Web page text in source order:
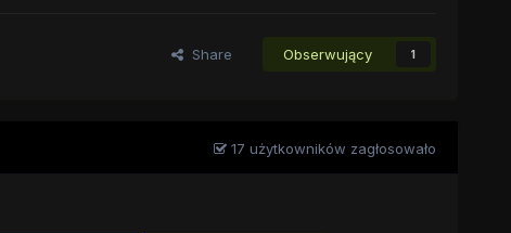
Share Obserwujący 1
17 użytkowników zagłosowało